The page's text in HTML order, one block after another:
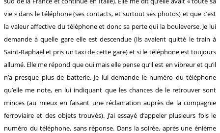
vie » dans le téléphone (ses contacts, et surtout ses photos) et que c’est
la valeur affective du téléphone et donc sa perte qui la bouleverse. Je lui
demande à quelle gare elle est descendue (ils avaient quitté le train à
Saint-Raphaël et pris un taxi de cette gare) et si le téléphone est toujours
allumé. Elle me répond que oui mais elle pense qu’il est en vibreur et qu’il
n’a presque plus de batterie. Je lui demande le numéro du téléphone
qu’elle me note, en lui indiquant que les chances de le retrouver sont
minces (au mieux en faisant une réclamation auprès de la compagnie
ferroviaire et des objets trouvés). J’ai essayé d’appeler plusieurs fois le
numéro du téléphone, sans réponse. Dans la soirée, après une énième